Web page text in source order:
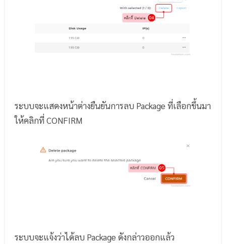
ระบบจะแสดงหน้าต่างยืนยันการลบ Package ที่เลือกขึ้นมา
ให้คลิกที่ CONFIRM
ระบบจะแจ้งว่าได้ลบ Package ดังกล่าวออกแล้ว